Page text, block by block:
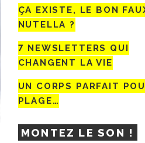
ÇA EXISTE, LE BON
NUTELLA ?
7 NEWSLETTERS QUI
CHANGENT LA VIE
UN CORPS PARFAIT
PLAGE…
MONTEZ LE SON !